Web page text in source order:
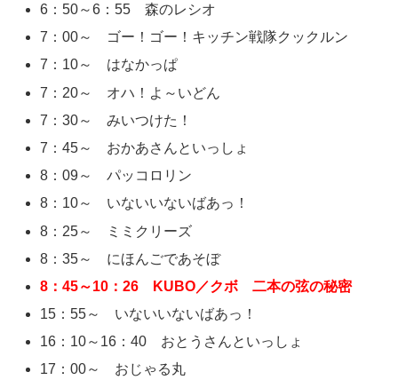
6：50～6：55 森のレシオ
7：00～ ゴー！ゴー！キッチン戦隊クックルン
7：10～ はなかっぱ
7：20～ オハ！よ～いどん
7：30～ みいつけた！
7：45～ おかあさんといっしょ
8：09～ パッコロリン
8：10～ いないいないばあっ！
8：25～ ミミクリーズ
8：35～ にほんごであそぼ
8：45～10：26 KUBO／クボ 二本の弦の秘密
15：55～ いないいないばあっ！
16：10～16：40 おとうさんといっしょ
17：00～ おじゃる丸